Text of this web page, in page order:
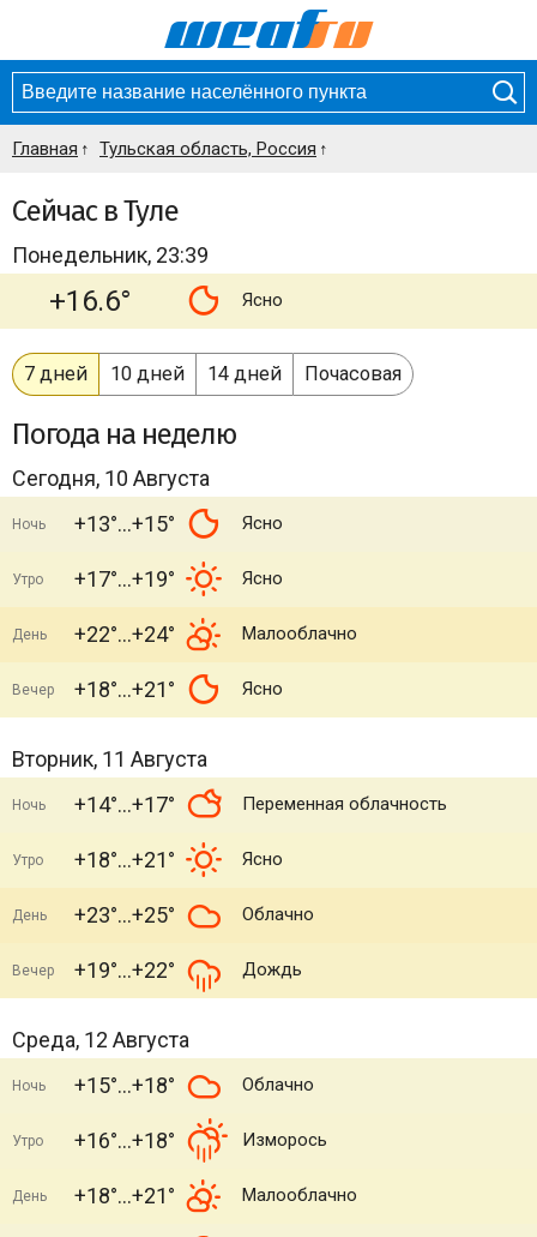
Главная Тульская область, Россия
Сейчас в Туле
Понедельник, 23:39
+16.6° Ясно
7 дней 10 дней 14 дней Почасовая
Погода на неделю
Сегодня, 10 Августа
Ночь +13° +15° Ясно
Утро +17° +19° Ясно
День +22° +24° Малооблачно
Вечер +18° +21° Ясно
Вторник, 11 Августа
Ночь +14° +17° Переменная облачность
Утро +18° +21° Ясно
День +23° +25° Облачно
Вечер +19° +22° Дождь
Среда, 12 Августа
Ночь +15° +18° Облачно
Утро +16° +18° Изморось
День +18° +21° Малооблачно